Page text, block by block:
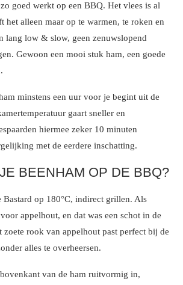
goed werkt op een BBQ. Het vlees is al
het alleen maar op te warmen, te roken en
lang low & slow, geen zenuwslopend
Gewoon een mooi stuk ham, een goede
minstens een uur voor je begint uit de
gaart sneller en
hiermee zeker 10 minuten
met de eerdere inschatting.
BEENHAM OP DE BBQ?
op 180°C, indirect grillen. Als
appelhout, en dat was een schot in de
rook van appelhout past perfect bij de
alles te overheersen.
van de ham ruitvormig in,